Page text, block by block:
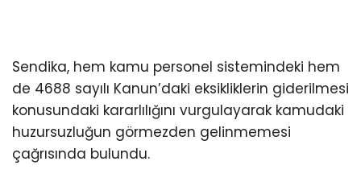
Sendika, hem kamu personel sistemindeki hem
de 4688 sayılı Kanun’daki eksikliklerin giderilmesi
konusundaki kararlılığını vurgulayarak kamudaki
huzursuzluğun görmezden gelinmemesi
çağrısında bulundu.